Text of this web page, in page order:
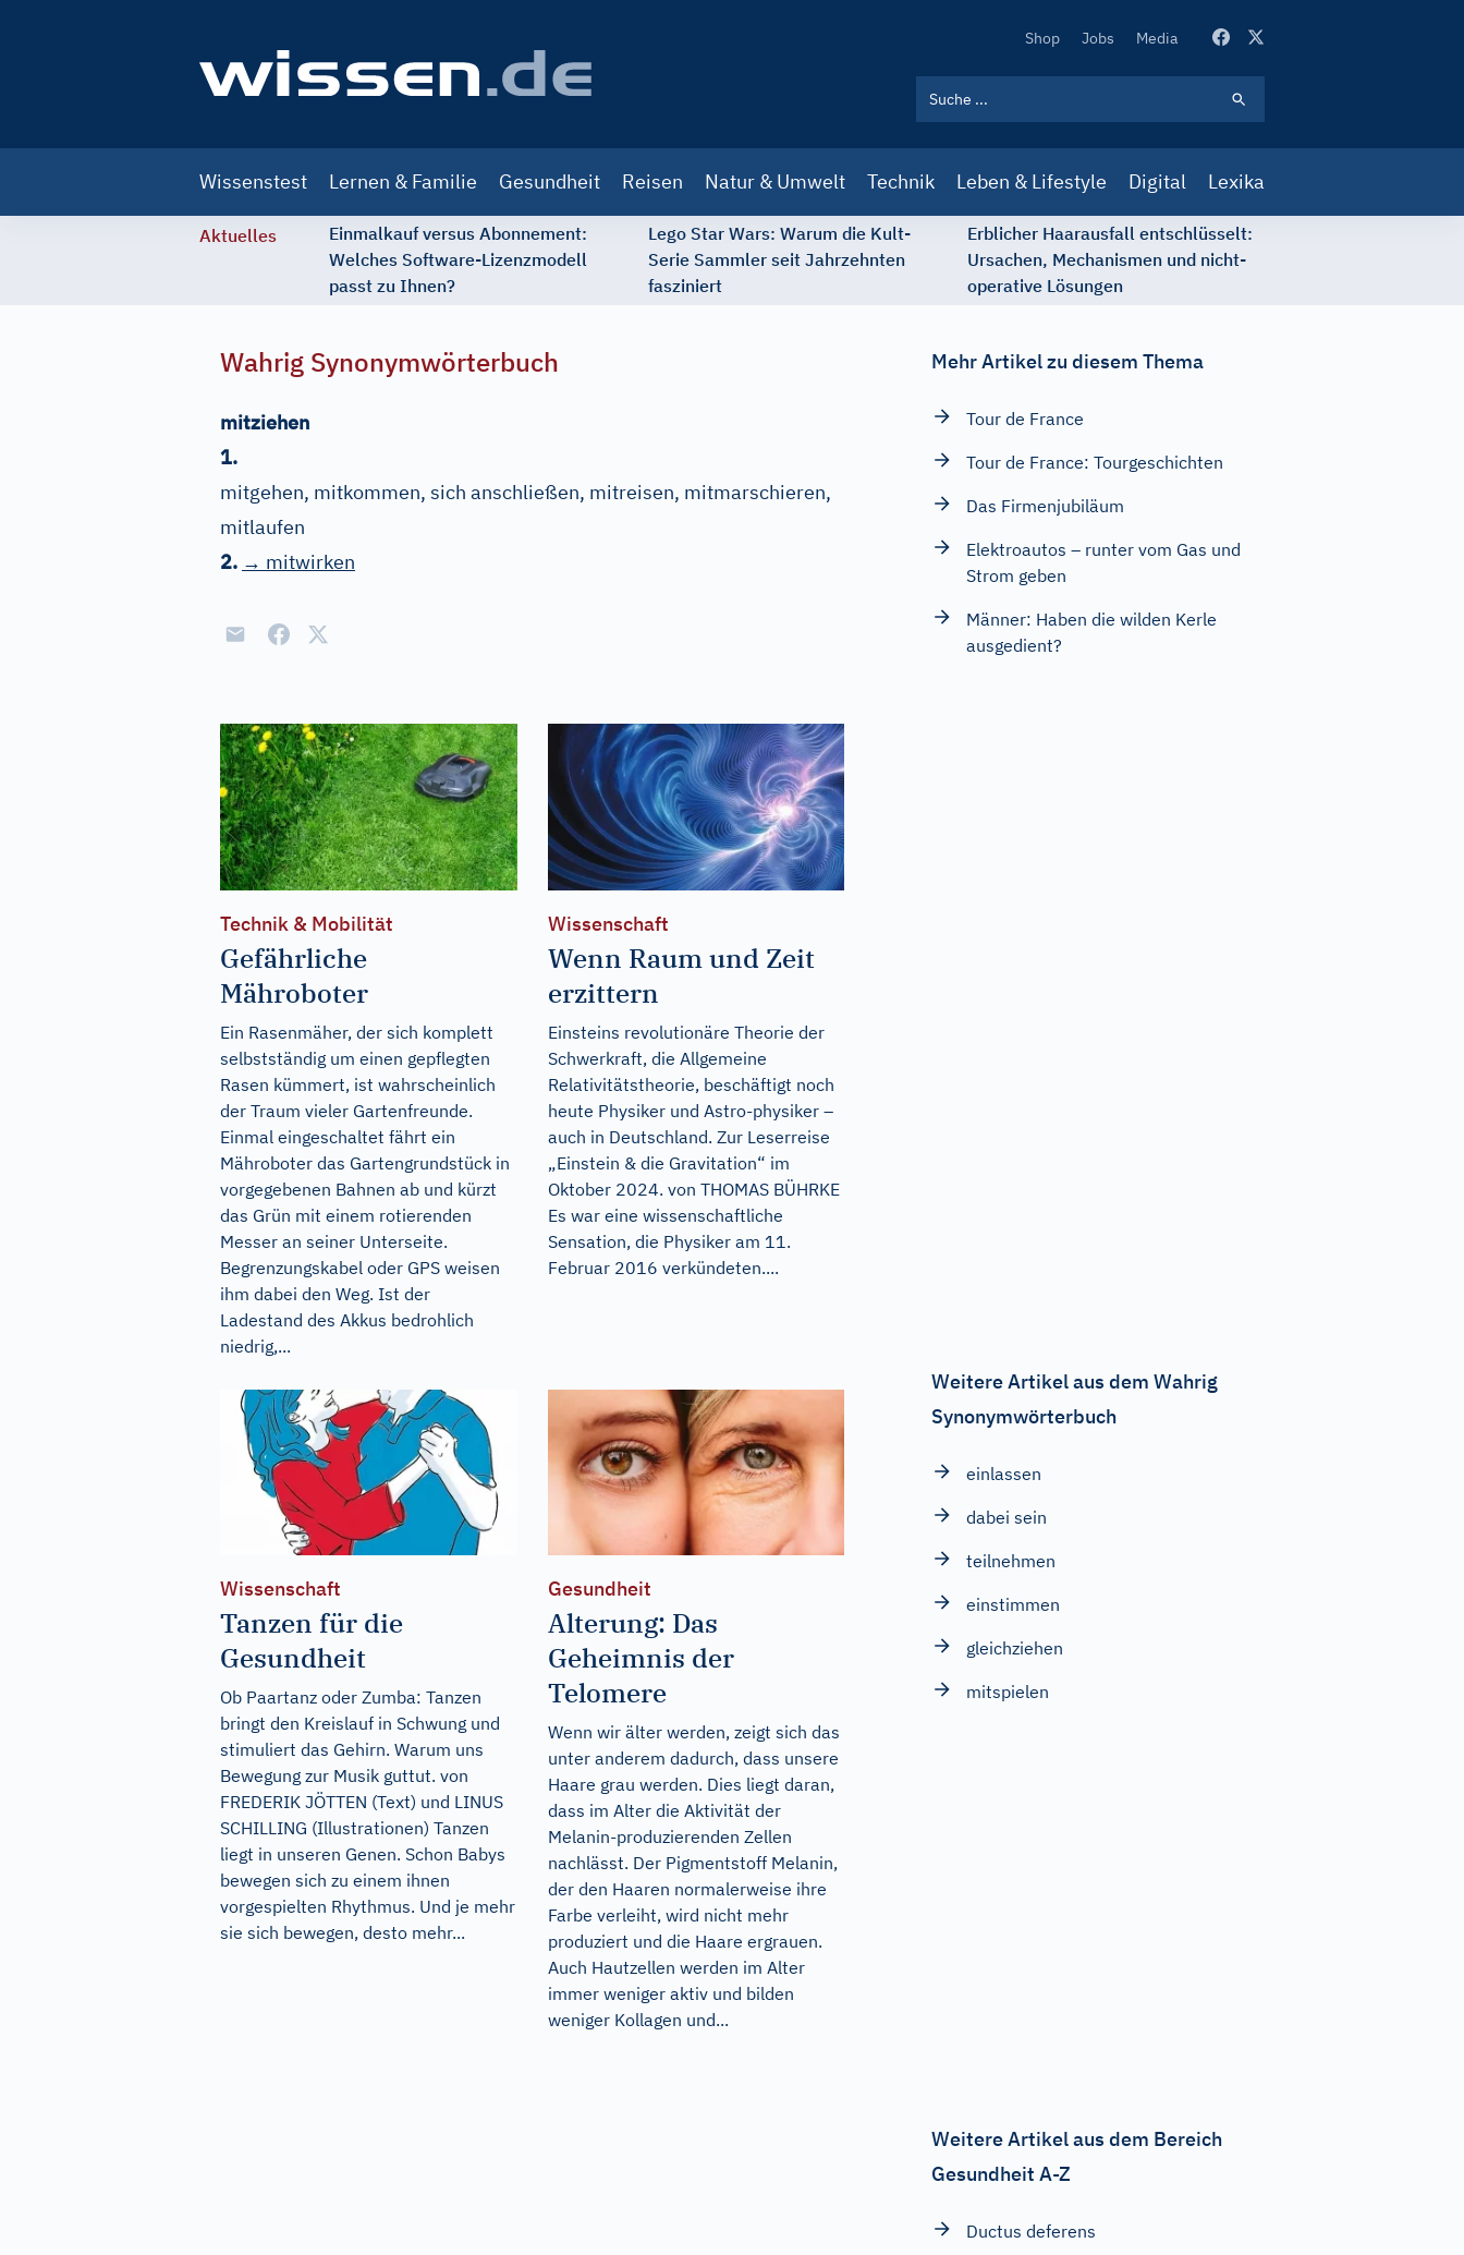
Secondary
Shop Jobs Media
navigation
Wissenstest Lernen & Familie Gesundheit Reisen Natur & Umwelt Technik Leben & Lifestyle Digital Lexika
Aktuelles
Einmalkauf versus Abonnement:
Welches Software-Lizenzmodell
passt zu Ihnen?
Lego Star Wars: Warum die Kult-
Serie Sammler seit Jahrzehnten
fasziniert
Erblicher Haarausfall entschlüsselt:
Ursachen, Mechanismen und nicht-
operative Lösungen
Wahrig Synonymwörterbuch
mitziehen
1.
mitgehen, mitkommen, sich anschließen, mitreisen, mitmarschieren,
mitlaufen
2. → mitwirken
Technik & Mobilität
Gefährliche
Mähroboter
Ein Rasenmäher, der sich komplett
selbstständig um einen gepflegten
Rasen kümmert, ist wahrscheinlich
der Traum vieler Gartenfreunde.
Einmal eingeschaltet fährt ein
Mähroboter das Gartengrundstück in
vorgegebenen Bahnen ab und kürzt
das Grün mit einem rotierenden
Messer an seiner Unterseite.
Begrenzungskabel oder GPS weisen
ihm dabei den Weg. Ist der
Ladestand des Akkus bedrohlich
niedrig,...
Wissenschaft
Wenn Raum und Zeit
erzittern
Einsteins revolutionäre Theorie der
Schwerkraft, die Allgemeine
Relativitätstheorie, beschäftigt noch
heute Physiker und Astro-physiker –
auch in Deutschland. Zur Leserreise
„Einstein & die Gravitation“ im
Oktober 2024. von THOMAS BÜHRKE
Es war eine wissenschaftliche
Sensation, die Physiker am 11.
Februar 2016 verkündeten....
Wissenschaft
Tanzen für die
Gesundheit
Ob Paartanz oder Zumba: Tanzen
bringt den Kreislauf in Schwung und
stimuliert das Gehirn. Warum uns
Bewegung zur Musik guttut. von
FREDERIK JÖTTEN (Text) und LINUS
SCHILLING (Illustrationen) Tanzen
liegt in unseren Genen. Schon Babys
bewegen sich zu einem ihnen
vorgespielten Rhythmus. Und je mehr
sie sich bewegen, desto mehr...
Gesundheit
Alterung: Das
Geheimnis der
Telomere
Wenn wir älter werden, zeigt sich das
unter anderem dadurch, dass unsere
Haare grau werden. Dies liegt daran,
dass im Alter die Aktivität der
Melanin-produzierenden Zellen
nachlässt. Der Pigmentstoff Melanin,
der den Haaren normalerweise ihre
Farbe verleiht, wird nicht mehr
produziert und die Haare ergrauen.
Auch Hautzellen werden im Alter
immer weniger aktiv und bilden
weniger Kollagen und...
Mehr Artikel zu diesem Thema
Tour de France
Tour de France: Tourgeschichten
Das Firmenjubiläum
Elektroautos – runter vom Gas und
Strom geben
Männer: Haben die wilden Kerle
ausgedient?
Weitere Artikel aus dem Wahrig
Synonymwörterbuch
einlassen
dabei sein
teilnehmen
einstimmen
gleichziehen
mitspielen
Weitere Artikel aus dem Bereich
Gesundheit A-Z
Ductus deferens